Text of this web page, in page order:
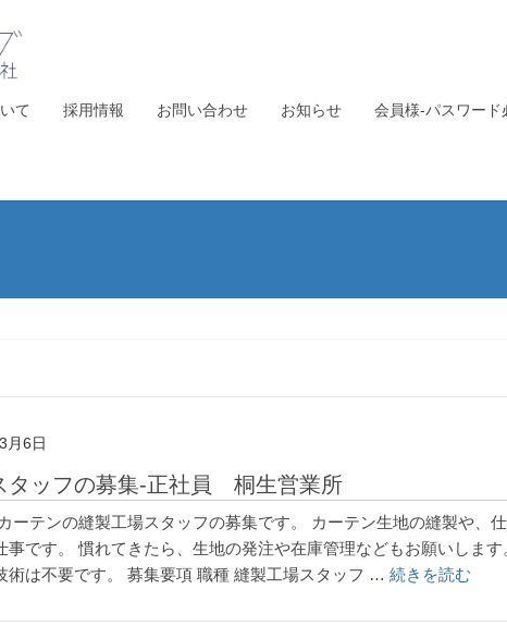
て 採用情報 お問い合わせ お知らせ 会員様-パスワード
月6日
スタッフの募集-正社員 桐生営業所
ーテンの縫製工場スタッフの募集です。 カーテン生地の縫製や、
事です。 慣れてきたら、生地の発注や在庫管理などもお願いします
術は不要です。 募集要項 職種 縫製工場スタッフ … 続きを読む